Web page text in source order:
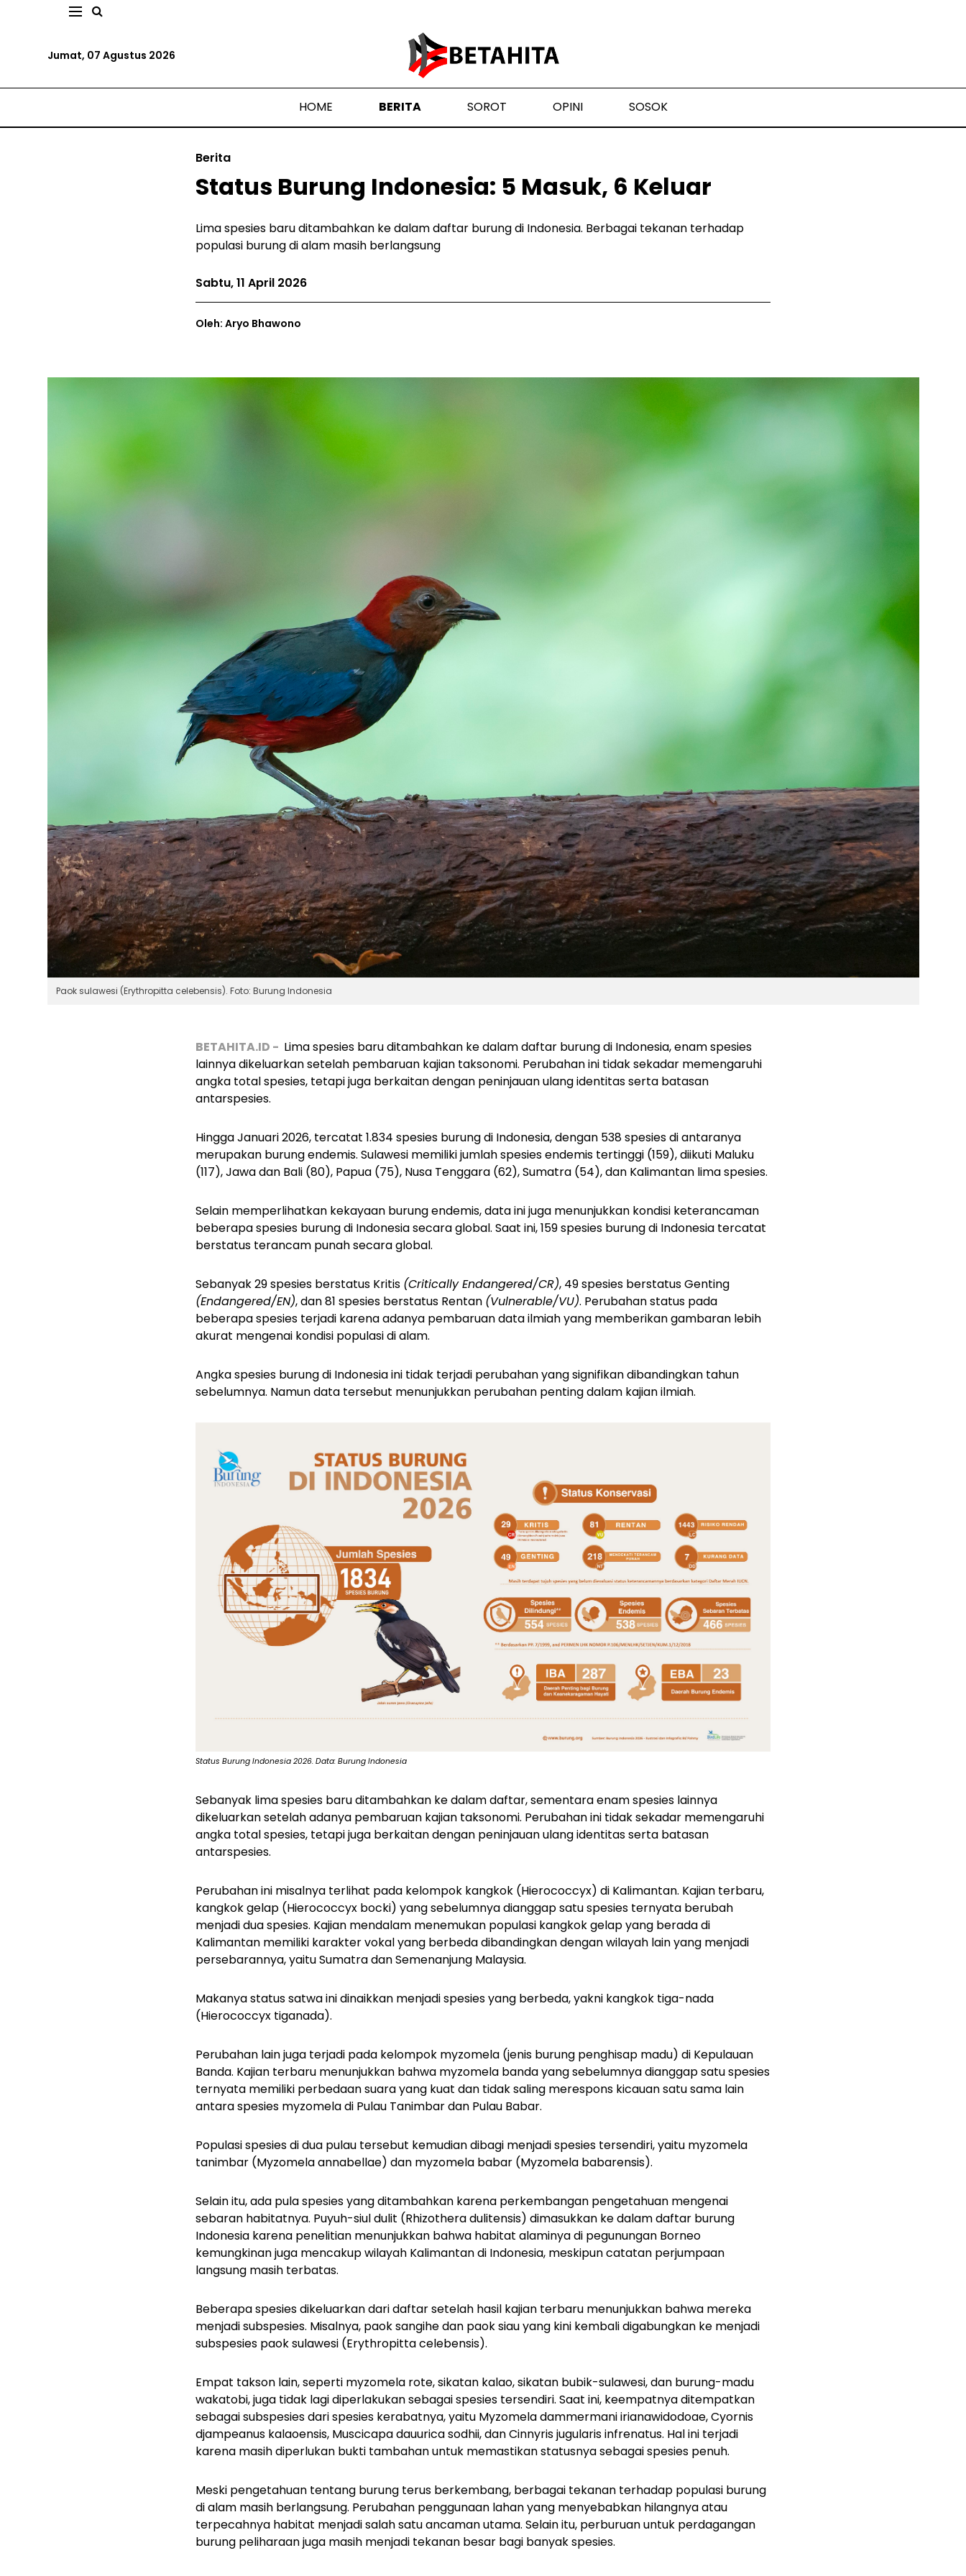
Jumat, 07 Agustus 2026
HOME BERITA SOROT OPINI SOSOK
Berita
Status Burung Indonesia: 5 Masuk, 6 Keluar
Lima spesies baru ditambahkan ke dalam daftar burung di Indonesia. Berbagai tekanan terhadap
populasi burung di alam masih berlangsung
Sabtu, 11 April 2026
Oleh: Aryo Bhawono
Paok sulawesi (Erythropitta celebensis). Foto: Burung Indonesia
BETAHITA.ID - Lima spesies baru ditambahkan ke dalam daftar burung di Indonesia, enam spesies
lainnya dikeluarkan setelah pembaruan kajian taksonomi. Perubahan ini tidak sekadar memengaruhi
angka total spesies, tetapi juga berkaitan dengan peninjauan ulang identitas serta batasan
antarspesies.
Hingga Januari 2026, tercatat 1.834 spesies burung di Indonesia, dengan 538 spesies di antaranya
merupakan burung endemis. Sulawesi memiliki jumlah spesies endemis tertinggi (159), diikuti Maluku
(117), Jawa dan Bali (80), Papua (75), Nusa Tenggara (62), Sumatra (54), dan Kalimantan lima spesies.
Selain memperlihatkan kekayaan burung endemis, data ini juga menunjukkan kondisi keterancaman
beberapa spesies burung di Indonesia secara global. Saat ini, 159 spesies burung di Indonesia tercatat
berstatus terancam punah secara global.
Sebanyak 29 spesies berstatus Kritis (Critically Endangered/CR), 49 spesies berstatus Genting
(Endangered/EN), dan 81 spesies berstatus Rentan (Vulnerable/VU). Perubahan status pada
beberapa spesies terjadi karena adanya pembaruan data ilmiah yang memberikan gambaran lebih
akurat mengenai kondisi populasi di alam.
Angka spesies burung di Indonesia ini tidak terjadi perubahan yang signifikan dibandingkan tahun
sebelumnya. Namun data tersebut menunjukkan perubahan penting dalam kajian ilmiah.
Status Burung Indonesia 2026. Data: Burung Indonesia
Sebanyak lima spesies baru ditambahkan ke dalam daftar, sementara enam spesies lainnya
dikeluarkan setelah adanya pembaruan kajian taksonomi. Perubahan ini tidak sekadar memengaruhi
angka total spesies, tetapi juga berkaitan dengan peninjauan ulang identitas serta batasan
antarspesies.
Perubahan ini misalnya terlihat pada kelompok kangkok (Hierococcyx) di Kalimantan. Kajian terbaru,
kangkok gelap (Hierococcyx bocki) yang sebelumnya dianggap satu spesies ternyata berubah
menjadi dua spesies. Kajian mendalam menemukan populasi kangkok gelap yang berada di
Kalimantan memiliki karakter vokal yang berbeda dibandingkan dengan wilayah lain yang menjadi
persebarannya, yaitu Sumatra dan Semenanjung Malaysia.
Makanya status satwa ini dinaikkan menjadi spesies yang berbeda, yakni kangkok tiga-nada
(Hierococcyx tiganada).
Perubahan lain juga terjadi pada kelompok myzomela (jenis burung penghisap madu) di Kepulauan
Banda. Kajian terbaru menunjukkan bahwa myzomela banda yang sebelumnya dianggap satu spesies
ternyata memiliki perbedaan suara yang kuat dan tidak saling merespons kicauan satu sama lain
antara spesies myzomela di Pulau Tanimbar dan Pulau Babar.
Populasi spesies di dua pulau tersebut kemudian dibagi menjadi spesies tersendiri, yaitu myzomela
tanimbar (Myzomela annabellae) dan myzomela babar (Myzomela babarensis).
Selain itu, ada pula spesies yang ditambahkan karena perkembangan pengetahuan mengenai
sebaran habitatnya. Puyuh-siul dulit (Rhizothera dulitensis) dimasukkan ke dalam daftar burung
Indonesia karena penelitian menunjukkan bahwa habitat alaminya di pegunungan Borneo
kemungkinan juga mencakup wilayah Kalimantan di Indonesia, meskipun catatan perjumpaan
langsung masih terbatas.
Beberapa spesies dikeluarkan dari daftar setelah hasil kajian terbaru menunjukkan bahwa mereka
menjadi subspesies. Misalnya, paok sangihe dan paok siau yang kini kembali digabungkan ke menjadi
subspesies paok sulawesi (Erythropitta celebensis).
Empat takson lain, seperti myzomela rote, sikatan kalao, sikatan bubik-sulawesi, dan burung-madu
wakatobi, juga tidak lagi diperlakukan sebagai spesies tersendiri. Saat ini, keempatnya ditempatkan
sebagai subspesies dari spesies kerabatnya, yaitu Myzomela dammermani irianawidodoae,Cyornis
djampeanus kalaoensis, Muscicapa dauurica sodhii, danCinnyris jugularis infrenatus. Hal ini terjadi
karena masih diperlukan bukti tambahan untuk memastikan statusnya sebagai spesies penuh.
Meski pengetahuan tentang burung terus berkembang, berbagai tekanan terhadap populasi burung
di alam masih berlangsung. Perubahan penggunaan lahan yang menyebabkan hilangnya atau
terpecahnya habitat menjadi salah satu ancaman utama. Selain itu, perburuan untuk perdagangan
burung peliharaan juga masih menjadi tekanan besar bagi banyak spesies.